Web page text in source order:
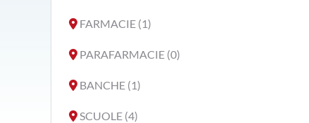
FARMACIE (1)
PARAFARMACIE (0)
BANCHE (1)
SCUOLE (4)